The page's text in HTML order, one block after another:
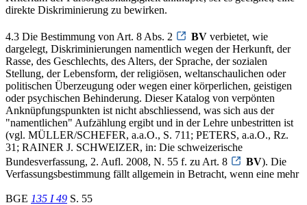
direkte Diskriminierung zu bewirken.
4.3 Die Bestimmung von Art. 8 Abs. 2 BV verbietet, wie
dargelegt, Diskriminierungen namentlich wegen der Herkunft, der
Rasse, des Geschlechts, des Alters, der Sprache, der sozialen
Stellung, der Lebensform, der religiösen, weltanschaulichen oder
politischen Überzeugung oder wegen einer körperlichen, geistigen
oder psychischen Behinderung. Dieser Katalog von verpönten
Anknüpfungspunkten ist nicht abschliessend, was sich aus der
"namentlichen" Aufzählung ergibt und in der Lehre unbestritten ist
(vgl. MÜLLER/SCHEFER, a.a.O., S. 711; PETERS, a.a.O., Rz.
31; RAINER J. SCHWEIZER, in: Die schweizerische
Bundesverfassung, 2. Aufl. 2008, N. 55 f. zu Art. 8
BV). Die
Verfassungsbestimmung fällt allgemein in Betracht, wenn eine mehr
BGE 135 I 49 S. 55